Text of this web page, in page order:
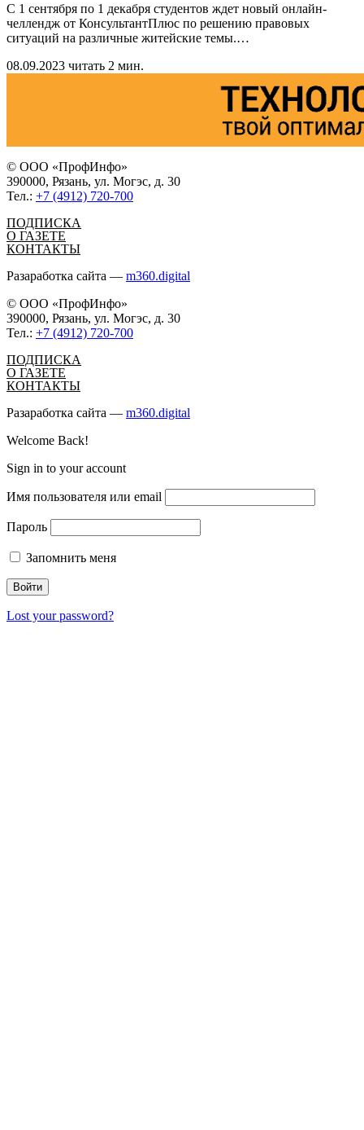
С 1 сентября по 1 декабря студентов ждет новый онлайн-
челлендж от КонсультантПлюс по решению правовых
ситуаций на различные житейские темы.…
08.09.2023 читать 2 мин.
© ООО «ПрофИнфо»
390000, Рязань, ул. Могэс, д. 30
Тел.: +7 (4912) 720-700
ПОДПИСКА
О ГАЗЕТЕ
КОНТАКТЫ
Разаработка сайта — m360.digital
© ООО «ПрофИнфо»
390000, Рязань, ул. Могэс, д. 30
Тел.: +7 (4912) 720-700
ПОДПИСКА
О ГАЗЕТЕ
КОНТАКТЫ
Разаработка сайта — m360.digital
Welcome Back!
Sign in to your account
Имя пользователя или email
Пароль
Запомнить меня
Lost your password?